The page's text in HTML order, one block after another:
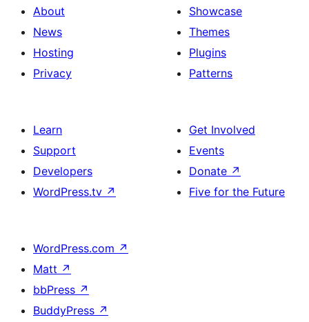
About
News
Hosting
Privacy
Showcase
Themes
Plugins
Patterns
Learn
Support
Developers
WordPress.tv ↗
Get Involved
Events
Donate ↗
Five for the Future
WordPress.com ↗
Matt ↗
bbPress ↗
BuddyPress ↗